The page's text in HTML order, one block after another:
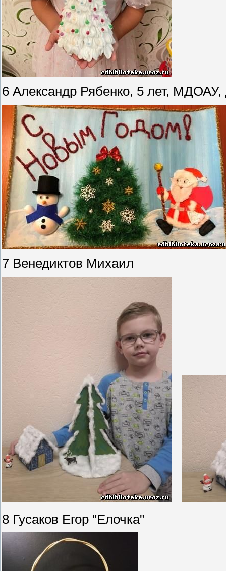
6 Александр Рябенко, 5 лет,
7 Венедиктов Михаил
8 Гусаков Егор "Елочка"